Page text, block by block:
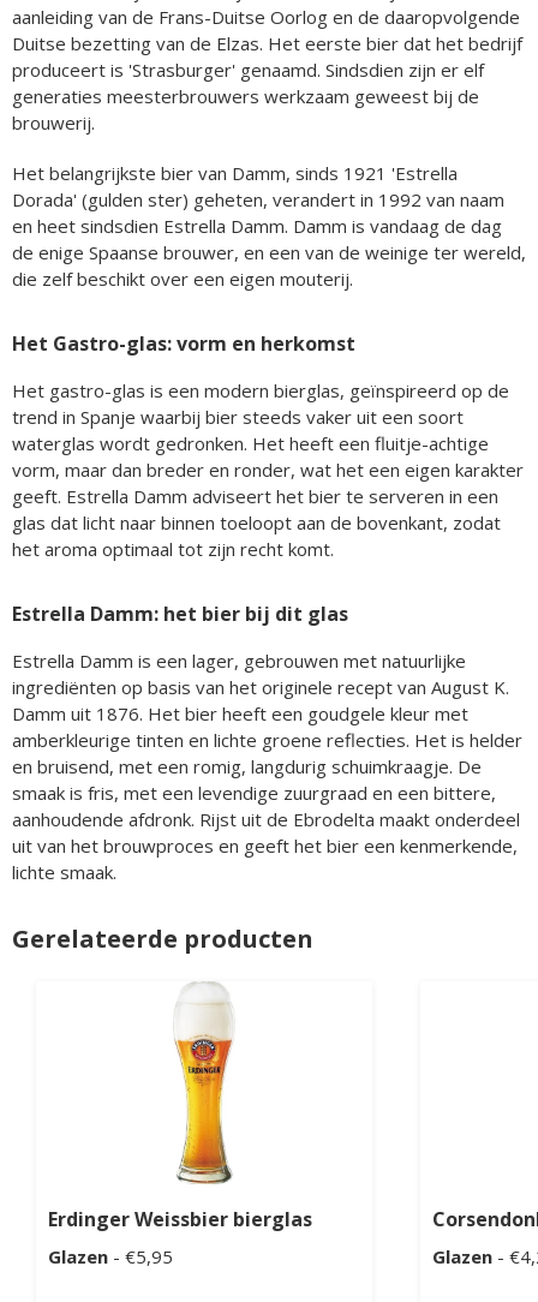
aanleiding van de Frans-Duitse Oorlog en de daaropvolgende
Duitse bezetting van de Elzas. Het eerste bier dat het bedrijf
produceert is 'Strasburger' genaamd. Sindsdien zijn er elf
generaties meesterbrouwers werkzaam geweest bij de
brouwerij.
Het belangrijkste bier van Damm, sinds 1921 'Estrella
Dorada' (gulden ster) geheten, verandert in 1992 van naam
en heet sindsdien Estrella Damm. Damm is vandaag de dag
de enige Spaanse brouwer, en een van de weinige ter wereld,
die zelf beschikt over een eigen mouterij.
Het Gastro-glas: vorm en herkomst
Het gastro-glas is een modern bierglas, geïnspireerd op de
trend in Spanje waarbij bier steeds vaker uit een soort
waterglas wordt gedronken. Het heeft een fluitje-achtige
vorm, maar dan breder en ronder, wat het een eigen karakter
geeft. Estrella Damm adviseert het bier te serveren in een
glas dat licht naar binnen toeloopt aan de bovenkant, zodat
het aroma optimaal tot zijn recht komt.
Estrella Damm: het bier bij dit glas
Estrella Damm is een lager, gebrouwen met natuurlijke
ingrediënten op basis van het originele recept van August K.
Damm uit 1876. Het bier heeft een goudgele kleur met
amberkleurige tinten en lichte groene reflecties. Het is helder
en bruisend, met een romig, langdurig schuimkraagje. De
smaak is fris, met een levendige zuurgraad en een bittere,
aanhoudende afdronk. Rijst uit de Ebrodelta maakt onderdeel
uit van het brouwproces en geeft het bier een kenmerkende,
lichte smaak.
Gerelateerde producten
Erdinger Weissbier bierglas
Glazen - €5,95 Glazen -